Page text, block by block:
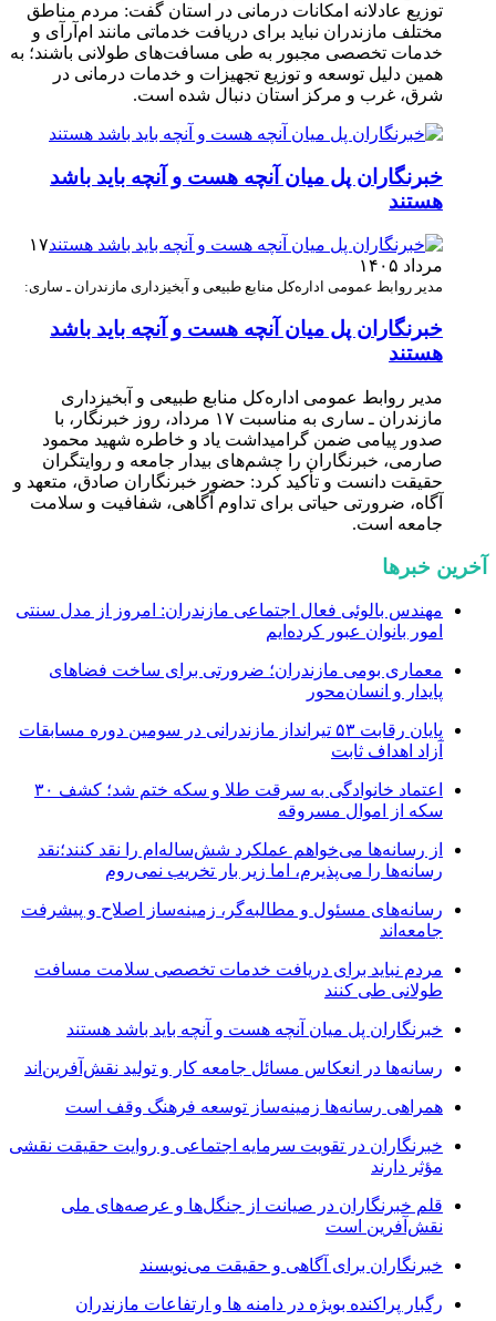
توزیع عادلانه امکانات درمانی در استان گفت: مردم مناطق
مختلف مازندران نباید برای دریافت خدماتی مانند ام‌آر‌آی و
خدمات تخصصی مجبور به طی مسافت‌های طولانی باشند؛ به
همین دلیل توسعه و توزیع تجهیزات و خدمات درمانی در
شرق، غرب و مرکز استان دنبال شده است.
خبرنگاران پل میان آنچه هست و آنچه باید باشد
هستند
۱۷
مرداد ۱۴۰۵
مدیر روابط عمومی اداره‌کل منابع طبیعی و آبخیزداری مازندران ـ ساری:
خبرنگاران پل میان آنچه هست و آنچه باید باشد
هستند
مدیر روابط عمومی اداره‌کل منابع طبیعی و آبخیزداری
مازندران ـ ساری به مناسبت ۱۷ مرداد، روز خبرنگار، با
صدور پیامی ضمن گرامیداشت یاد و خاطره شهید محمود
صارمی، خبرنگاران را چشم‌های بیدار جامعه و روایتگران
حقیقت دانست و تأکید کرد: حضور خبرنگاران صادق، متعهد و
آگاه، ضرورتی حیاتی برای تداوم آگاهی، شفافیت و سلامت
جامعه است.
آخرین خبرها
مهندس بالوئی فعال اجتماعی مازندران: امروز از مدل سنتی
امور بانوان عبور کرده‌ایم
معماری بومی مازندران؛ ضرورتی برای ساخت فضاهای
پایدار و انسان‌محور
پایان رقابت ۵۳ تیرانداز مازندرانی در سومین دوره مسابقات
آزاد اهداف ثابت
اعتماد خانوادگی به سرقت طلا و سکه ختم شد؛ کشف ۳۰
سکه از اموال مسروقه
از رسانه‌ها می‌خواهم عملکرد شش‌ساله‌ام را نقد کنند؛نقد
رسانه‌ها را می‌پذیرم، اما زیر بار تخریب نمی‌روم
رسانه‌های مسئول و مطالبه‌گر، زمینه‌ساز اصلاح و پیشرفت
جامعه‌اند
مردم نباید برای دریافت خدمات تخصصی سلامت مسافت
طولانی طی کنند
خبرنگاران پل میان آنچه هست و آنچه باید باشد هستند
رسانه‌ها در انعکاس مسائل جامعه کار و تولید نقش‌آفرین‌اند
همراهی رسانه‌ها زمینه‌ساز توسعه فرهنگ وقف است
خبرنگاران در تقویت سرمایه اجتماعی و روایت حقیقت نقشی
مؤثر دارند
قلم خبرنگاران در صیانت از جنگل‌ها و عرصه‌های ملی
نقش‌آفرین است
خبرنگاران برای آگاهی و حقیقت می‌نویسند
رگبار پراکنده بویژه در دامنه ها و ارتفاعات مازندران